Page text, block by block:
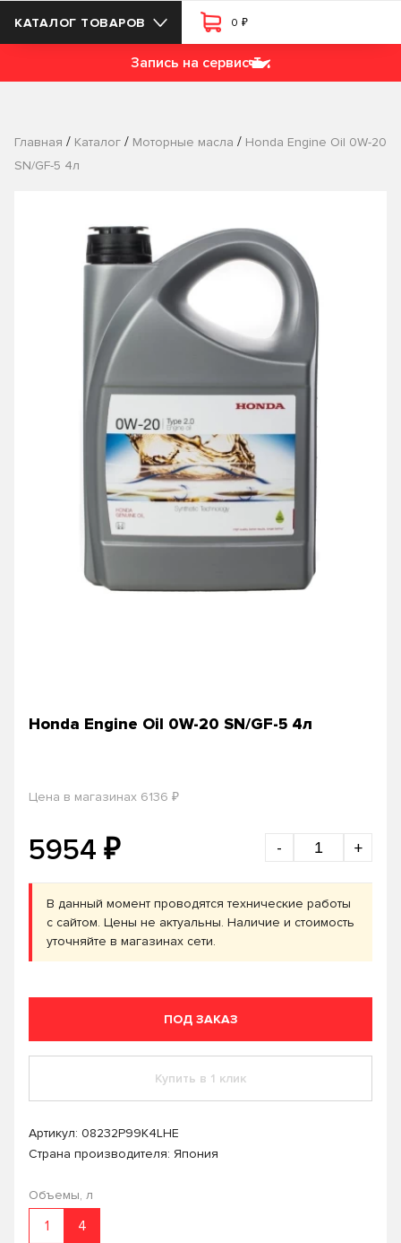
КАТАЛОГ ТОВАРОВ 0 ₽
Запись на сервис
Главная / Каталог / Моторные масла / Honda Engine Oil 0W-20
SN/GF-5 4л
Honda Engine Oil 0W-20 SN/GF-5 4л
Цена в магазинах 6136 ₽
5954 ₽ - +
В данный момент проводятся технические работы
с сайтом. Цены не актуальны. Наличие и стоимость
уточняйте в магазинах сети.
ПОД ЗАКАЗ
Купить в 1 клик
Артикул: 08232P99K4LHE
Страна производителя: Япония
Объемы, л
1 4